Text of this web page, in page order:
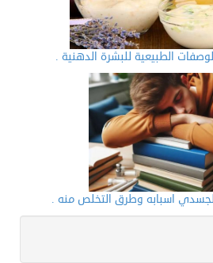
الطبيعية للبشرة الدهنية .
اسبابه وطرق التخلص منه .